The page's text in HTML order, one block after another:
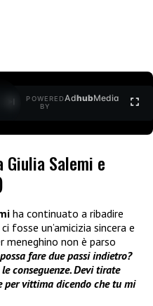
POWERED
BY
AdhubMedia
Salemi e
ha continuato a ribadire
ci fosse un’amicizia sincera e
meneghino non è parso
fare due passi indietro?
conseguenze. Devi tirate
per vittima dicendo che tu mi